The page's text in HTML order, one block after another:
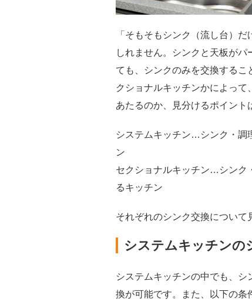
「そもそもシンク（流し台）
しれません。シンクと天板がパ
ても、シンクのみを交換する
クショナルキッチンかによっ
あたるのか、見分けるポイント
システムキッチン…シンク・調
ン
セクショナルキッチン…シンク
るキッチン
それぞれのシンク交換について
システムキッチンの
システムキッチンの中でも、
換が可能です。また、以下の条